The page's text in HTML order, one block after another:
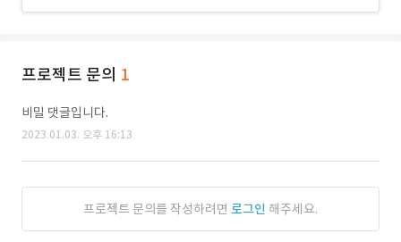
프로젝트 문의 1
비밀 댓글입니다.
2023.01.03. 오후 16:13
프로젝트 문의를 작성하려면 로그인 해주세요.